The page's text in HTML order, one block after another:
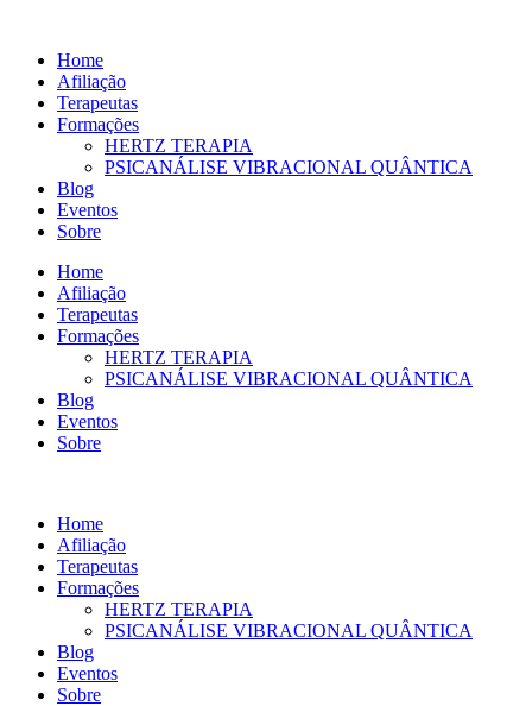
conteúdo
Home
Afiliação
Terapeutas
Formações
HERTZ TERAPIA
PSICANÁLISE VIBRACIONAL QUÂNTICA
Blog
Eventos
Sobre
Home
Afiliação
Terapeutas
Formações
HERTZ TERAPIA
PSICANÁLISE VIBRACIONAL QUÂNTICA
Blog
Eventos
Sobre
Home
Afiliação
Terapeutas
Formações
HERTZ TERAPIA
PSICANÁLISE VIBRACIONAL QUÂNTICA
Blog
Eventos
Sobre